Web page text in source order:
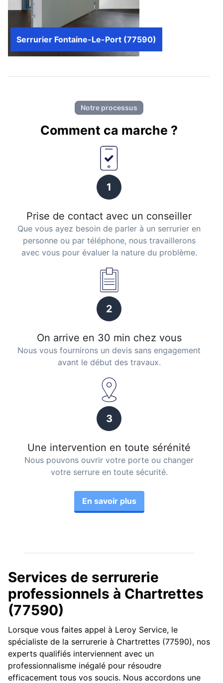
Serrurier Fontaine-Le-Port (77590)
Notre processus
Comment ca marche ?
1
Prise de contact avec un conseiller
Que vous ayez besoin de parler à un serrurier en
personne ou par téléphone, nous travaillerons
avec vous pour évaluer la nature du problème.
2
On arrive en 30 min chez vous
Nous vous fournirons un devis sans engagement
avant le début des travaux.
3
Une intervention en toute sérénité
Nous pouvons ouvrir votre porte ou changer
votre serrure en toute sécurité.
En savoir plus
Services de serrurerie
professionnels à Chartrettes
(77590)
Lorsque vous faites appel à Leroy Service, le
spécialiste de la serrurerie à Chartrettes (77590), nos
experts qualifiés interviennent avec un
professionnalisme inégalé pour résoudre
efficacement tous vos soucis. Nous accordons une